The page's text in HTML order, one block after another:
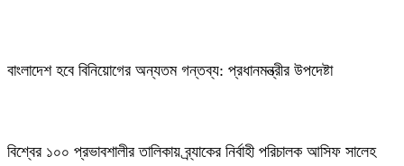
বাংলাদেশ হবে বিনিয়োগের অন্যতম গন্তব্য: প্রধানমন্ত্রীর উপদেষ্টা
বিশ্বের ১০০ প্রভাবশালীর তালিকায় ব্র্যাকের নির্বাহী পরিচালক আসিফ সালেহ